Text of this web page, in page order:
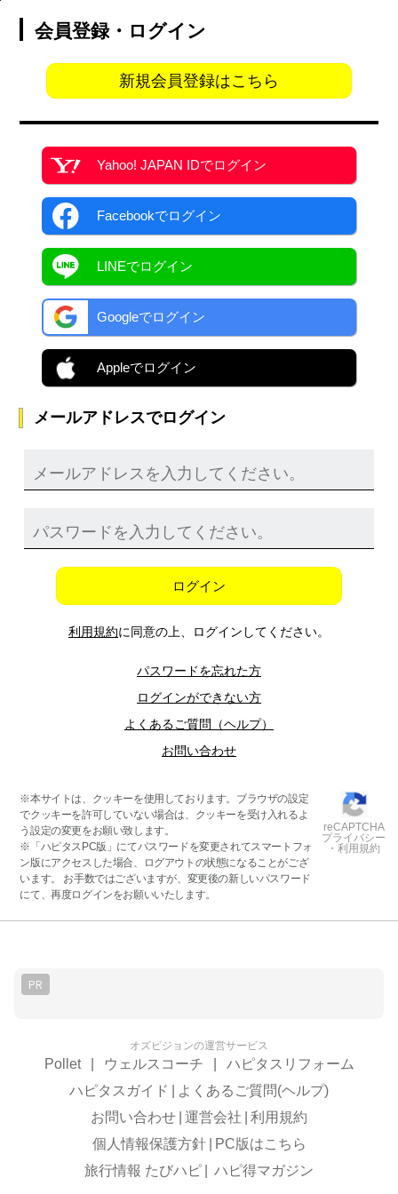
会員登録・ログイン
新規会員登録はこちら
Yahoo! JAPAN IDでログイン
Facebookでログイン
LINEでログイン
Googleでログイン
Appleでログイン
メールアドレスでログイン
ログイン
利用規約に同意の上、ログインしてください。
パスワードを忘れた方
ログインができない方
よくあるご質問（ヘルプ）
お問い合わせ
※本サイトは、クッキーを使用しております。ブラウザの設定
でクッキーを許可していない場合は、クッキーを受け入れるよ
う設定の変更をお願い致します。
※「ハピタスPC版」にてパスワードを変更されてスマートフォ
ン版にアクセスした場合、ログアウトの状態になることがござ
います。 お手数ではございますが、変更後の新しいパスワード
にて、再度ログインをお願いいたします。
reCAPTCHA
プライバシー
・利用規約
PR
オズビジョンの運営サービス
Pollet ウェルスコーチ
ハピタスリフォーム
ハピタスガイド
よくあるご質問(ヘルプ)
お問い合わせ 運営会社
利用規約
個人情報保護方針
PC版はこちら
旅行情報 たびハピ
ハピ得マガジン